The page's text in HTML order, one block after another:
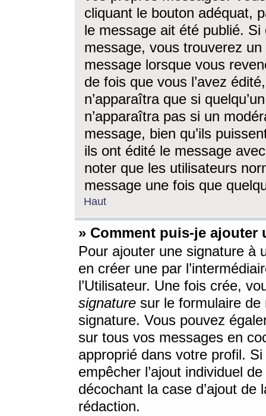
cliquant le bouton adéquat,
le message ait été publié. Si
message, vous trouverez
message lorsque vous
de fois que vous l’avez
n’apparaîtra que si
n’apparaîtra pas si un
message, bien qu’ils
ils ont édité le message
noter que les utilisateurs
message une fois que
Haut
» Comment puis-je ajouter
Pour ajouter une signature à
en créer une par
l’Utilisateur. Une fois crée,
signature sur le formulaire de
signature. Vous pouvez
sur tous vos messages en
approprié dans votre profil.
empêcher l’ajout individuel
décochant la case d’ajout
rédaction.